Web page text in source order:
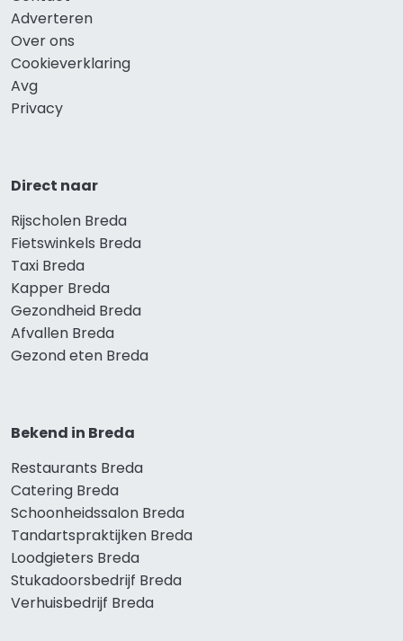
Adverteren
Over ons
Cookieverklaring
Avg
Privacy
Direct naar
Rijscholen Breda
Fietswinkels Breda
Taxi Breda
Kapper Breda
Gezondheid Breda
Afvallen Breda
Gezond eten Breda
Bekend in Breda
Restaurants Breda
Catering Breda
Schoonheidssalon Breda
Tandartspraktijken Breda
Loodgieters Breda
Stukadoorsbedrijf Breda
Verhuisbedrijf Breda